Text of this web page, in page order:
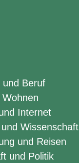
und Beruf
Internet
Wissenschaft
und Reisen
und Politik